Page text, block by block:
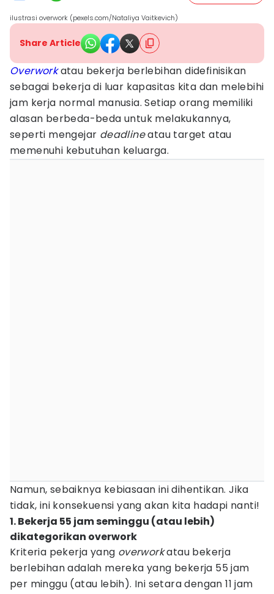
ilustrasi overwork (pexels.com/Nataliya Vaitkevich)
Share Article
Overworkatau bekerja berlebihan didefinisikan
sebagai bekerja di luar kapasitas kita dan melebihi
jam kerja normal manusia. Setiap orang memiliki
alasan berbeda-beda untuk melakukannya,
seperti mengejar deadlineatau target atau
memenuhi kebutuhan keluarga.
Namun, sebaiknya kebiasaan ini dihentikan. Jika
tidak, ini konsekuensi yang akan kita hadapi nanti!
1. Bekerja 55 jam seminggu (atau lebih)
dikategorikan overwork
Kriteria pekerja yang overworkatau bekerja
berlebihan adalah mereka yang bekerja 55 jam
per minggu (atau lebih). Ini setara dengan 11 jam